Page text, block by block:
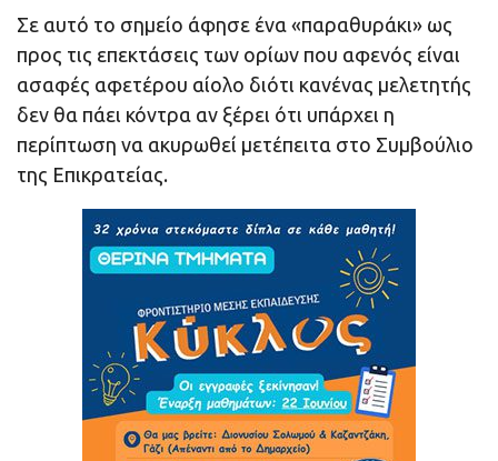
Σε αυτό το σημείο άφησε ένα «παραθυράκι» ως
προς τις επεκτάσεις των ορίων που αφενός είναι
ασαφές αφετέρου αίολο διότι κανένας μελετητής
δεν θα πάει κόντρα αν ξέρει ότι υπάρχει η
περίπτωση να ακυρωθεί μετέπειτα στο Συμβούλιο
της Επικρατείας.